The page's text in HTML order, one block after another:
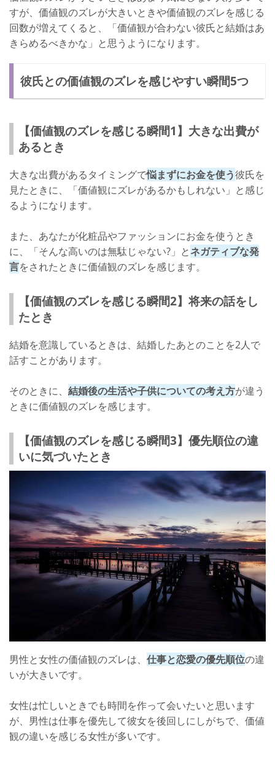
すが、価値観のズレが大きいときや価値観のズレを感じる
回数が増えてくると、「価値観が合わない彼氏と結婚はあ
きらめるべきかな」と思うようになります。
彼氏との価値観のズレを感じやすい瞬間5つ
【価値観のズレを感じる瞬間1】大きな出費が
あるとき
大きな出費があるタイミングで悩まずにお金を使う彼氏を
見たときに、「価値観にズレがあるかもしれない」と感じ
るようになります。
また、あなたが化粧品やファッションにお金を使うとき
に、「そんな高いのは無駄じゃない?」とネガティブな発
言をされたときに価値観のズレを感じます。
【価値観のズレを感じる瞬間2】将来の話をし
たとき
結婚を意識しているときは、結婚したあとのことを2人で
話すことがあります。
そのときに、 結婚後の生活や子供についての考え方が違う
ときに価値観のズレを感じます。
【価値観のズレを感じる瞬間3】優先順位の違
いに気づいたとき
男性と女性の価値観のズレは、 仕事と恋愛の優先順位の違
いが大きいです。
女性は忙しいときでも時間を作って会いたいと思います
が、男性は仕事を優先して彼女を後回しにしがちで、価値
観の違いを感じる女性が多いです。